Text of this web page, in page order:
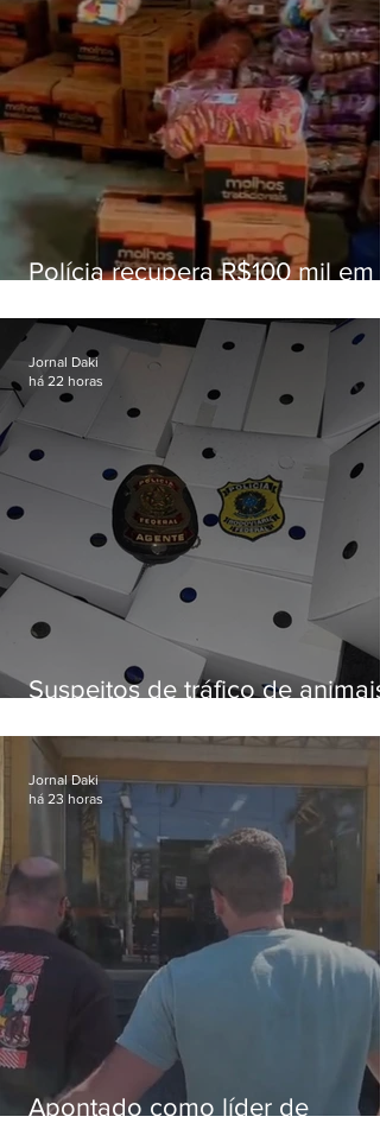
Polícia recupera R$100 mil em
Fluminense
Suspeitos de tráfico de animais
aves
Jornal Daki
há 22 horas
Apontado como líder de
Jornal Daki
há 23 horas